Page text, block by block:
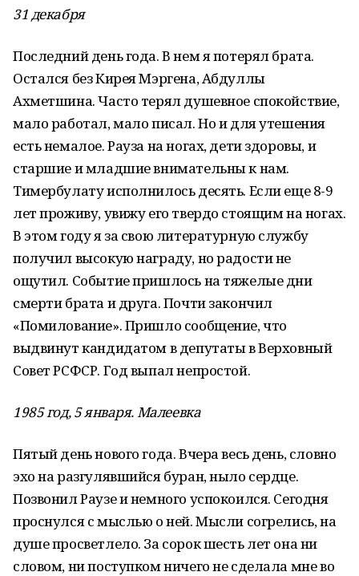
31 декабря
Последний день года. В нем я потерял брата.
Остался без Кирея Мэргена, Абдуллы
Ахметшина. Часто терял душевное спокойствие,
мало работал, мало писал. Но и для утешения
есть немалое. Рауза на ногах, дети здоровы, и
старшие и младшие внимательны к нам.
Тимербулату исполнилось десять. Если еще 8-9
лет проживу, увижу его твердо стоящим на ногах.
В этом году я за свою литературную службу
получил высокую награду, но радости не
ощутил. Событие пришлось на тяжелые дни
смерти брата и друга. Почти закончил
«Помилование». Пришло сообщение, что
выдвинут кандидатом в депутаты в Верховный
Совет РСФСР. Год выпал непростой.
1985 год, 5 января. Малеевка
Пятый день нового года. Вчера весь день, словно
эхо на разгулявшийся буран, ныло сердце.
Позвонил Раузе и немного успокоился. Сегодня
проснулся с мыслью о ней. Мысли согрелись, на
душе просветлело. За сорок шесть лет она ни
словом, ни поступком ничего не сделала мне во